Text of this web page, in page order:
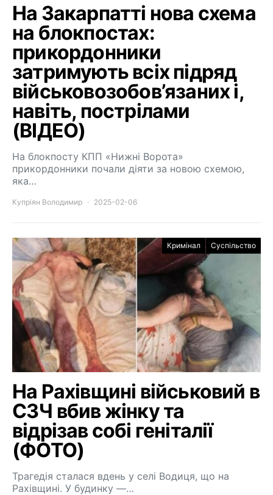
На Закарпатті нова схема
на блокпостах:
прикордонники
затримують всіх підряд
військовозобов’язаних і,
навіть, пострілами
(ВІДЕО)
На блокпосту КПП «Нижні Ворота»
прикордонники почали діяти за новою схемою,
яка…
Купріян Володимир 2025-02-06
Кримінал Суспільство
На Рахівщині військовий в
СЗЧ вбив жінку та
відрізав собі геніталії
(ФОТО)
Трагедія сталася вдень у селі Водиця, що на
Рахівщині. У будинку —…